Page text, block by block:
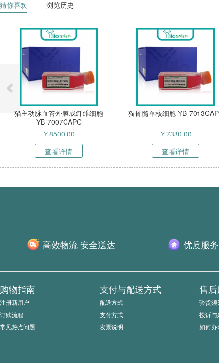
猜你喜欢 浏览历史
猫主动脉血管外膜成纤维细胞
YB-7007CAPC
￥8500.00
查看详情
猫骨髓单核细胞 YB-
￥7380.00
查看详情
高效物流 安全送达 优质服
购物指南
注册新用户
订购流程
常见热点问题
支付与配送方式
配送方式
支付方式
发票说明
售
验货须
投诉与
如何办